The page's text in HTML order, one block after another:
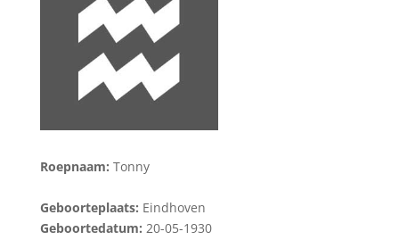
Roepnaam: Tonny
Geboorteplaats: Eindhoven
Geboortedatum: 20-05-1930